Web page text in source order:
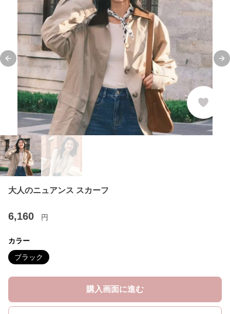
Previous slide
大人のニュアンス スカーフ
6,160 円
カラー
ブラック
購入画面に進む